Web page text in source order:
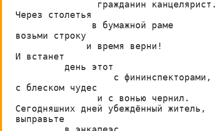
               гражданин канцелярист.
Через
              в бумажной раме
возьми строку
и время
И встанет
         день этот
                  с фининспекторами,
с блеском чудес
               и с вонью чернил.
Сегодняшних дней убеждённый житель,
выправьте